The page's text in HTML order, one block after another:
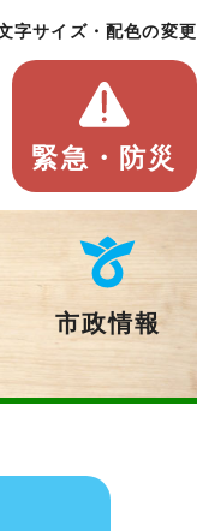
字サイズ・配色の変更
緊急・防災
市政情報